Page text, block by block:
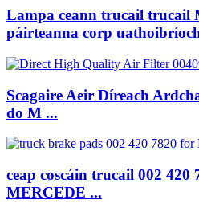
Lampa ceann trucail trucail
páirteanna corp
Scagaire Aeir Díreach
do M ...
ceap coscáin trucail 002 420
MERCEDE ...